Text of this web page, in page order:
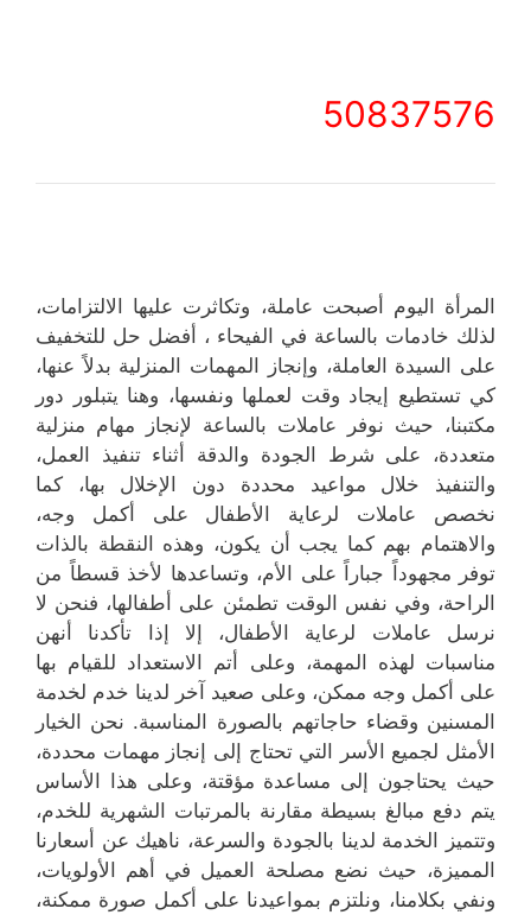
50837576
المرأة اليوم أصبحت عاملة، وتكاثرت عليها الالتزامات،
لذلك خادمات بالساعة في الفيحاء ، أفضل حل للتخفيف
على السيدة العاملة، وإنجاز المهمات المنزلية بدلاً عنها،
كي تستطيع إيجاد وقت لعملها ونفسها، وهنا يتبلور دور
مكتبنا، حيث نوفر عاملات بالساعة لإنجاز مهام منزلية
متعددة، على شرط الجودة والدقة أثناء تنفيذ العمل،
والتنفيذ خلال مواعيد محددة دون الإخلال بها، كما
نخصص عاملات لرعاية الأطفال على أكمل وجه،
والاهتمام بهم كما يجب أن يكون، وهذه النقطة بالذات
توفر مجهوداً جباراً على الأم، وتساعدها لأخذ قسطاً من
الراحة، وفي نفس الوقت تطمئن على أطفالها، فنحن لا
نرسل عاملات لرعاية الأطفال، إلا إذا تأكدنا أنهن
مناسبات لهذه المهمة، وعلى أتم الاستعداد للقيام بها
على أكمل وجه ممكن، وعلى صعيد آخر لدينا خدم لخدمة
المسنين وقضاء حاجاتهم بالصورة المناسبة. نحن الخيار
الأمثل لجميع الأسر التي تحتاج إلى إنجاز مهمات محددة،
حيث يحتاجون إلى مساعدة مؤقتة، وعلى هذا الأساس
يتم دفع مبالغ بسيطة مقارنة بالمرتبات الشهرية للخدم،
وتتميز الخدمة لدينا بالجودة والسرعة، ناهيك عن أسعارنا
المميزة، حيث نضع مصلحة العميل في أهم الأولويات،
ونفي بكلامنا، ونلتزم بمواعيدنا على أكمل صورة ممكنة،